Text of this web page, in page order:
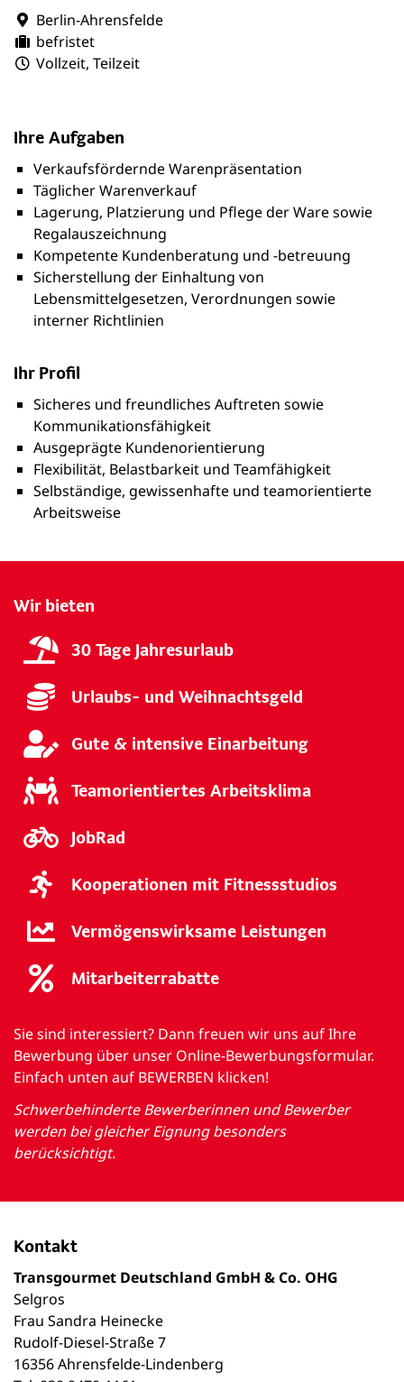
Berlin-Ahrensfelde
befristet
Vollzeit, Teilzeit
Ihre Aufgaben
Verkaufsfördernde Warenpräsentation
Täglicher Warenverkauf
Lagerung, Platzierung und Pflege der Ware sowie
Regalauszeichnung
Kompetente Kundenberatung und -betreuung
Sicherstellung der Einhaltung von
Lebensmittelgesetzen, Verordnungen sowie
interner Richtlinien
Ihr Profil
Sicheres und freundliches Auftreten sowie
Kommunikationsfähigkeit
Ausgeprägte Kundenorientierung
Flexibilität, Belastbarkeit und Teamfähigkeit
Selbständige, gewissenhafte und teamorientierte
Arbeitsweise
Wir bieten
30 Tage Jahresurlaub
Urlaubs- und Weihnachtsgeld
Gute & intensive Einarbeitung
Teamorientiertes Arbeitsklima
JobRad
Kooperationen mit Fitnessstudios
Vermögenswirksame Leistungen
Mitarbeiterrabatte
Sie sind interessiert? Dann freuen wir uns auf Ihre
Bewerbung über unser Online-Bewerbungsformular.
Einfach unten auf BEWERBEN klicken!
Schwerbehinderte Bewerberinnen und Bewerber
werden bei gleicher Eignung besonders
berücksichtigt.
Kontakt
Transgourmet Deutschland GmbH & Co. OHG
Selgros
Frau Sandra Heinecke
Rudolf-Diesel-Straße 7
16356 Ahrensfelde-Lindenberg